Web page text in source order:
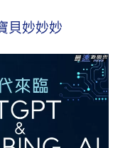
貝妙妙妙